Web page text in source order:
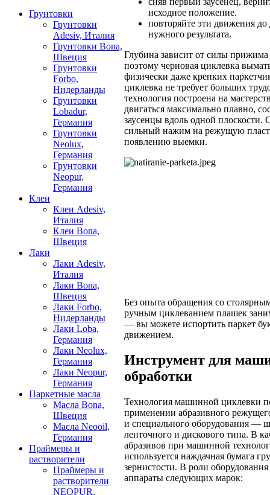
Грунтовки
Грунтовки
Adesiv, Италия
Грунтовки Bona,
Швеция
Грунтовки
Forbo,
Нидерланды
Грунтовки
Lobadur,
Германия
Грунтовки
Neolux,
Германия
Грунтовки
Neopur,
Германия
Клеи
Клеи Adesiv,
Италия
Клеи Bona,
Швеция
Лаки
Лаки Adesiv,
Италия
Лаки Bona,
Швеция
Лаки Forbo,
Нидерланды
Лаки Loba,
Германия
Лаки Neolux,
Германия
Лаки Neopur,
Германия
Паркетные масла
Масла Bona,
Швеция
Масла Neooil,
Германия
Праймеры и
растворители
Праймеры и
растворители
NEOPUR,
исходное положение.
повторяйте эти движения
нужного результата.
Глубина зависит от силы
поэтому черновая циклевка
физически даже крепких
циклевка не требует больших
технология построена на
двигаться максимально плавно,
заусенцы вдоль одной плоскости.
сильный нажим на режущую
появлению выемки.
Без опыта обращения со
ручным циклеванием плашек
— вы можете испортить паркет
движением.
Инструмент для
обработки
Технология машинной циклевки
применении абразивного
и специального оборудования —
ленточного и дискового типа. В
абразивов при машинной
используется наждачная бумага
зернистости. В роли
аппараты следующих марок: